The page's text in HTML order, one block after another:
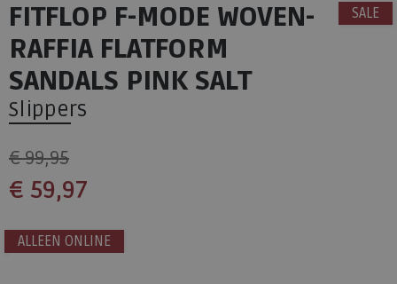
SALE
FITFLOP F-MODE WOVEN-
RAFFIA FLATFORM
SANDALS PINK SALT
Slippers
€ 99,95
€ 59,97
ALLEEN ONLINE